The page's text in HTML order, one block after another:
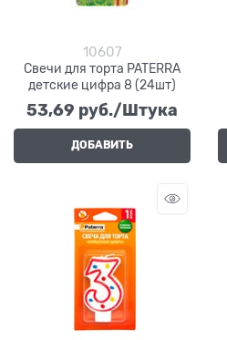
10607
Свечи для торта PATERRA
детские цифра 8 (24шт)
53,69 руб./Штука
ДОБАВИТЬ